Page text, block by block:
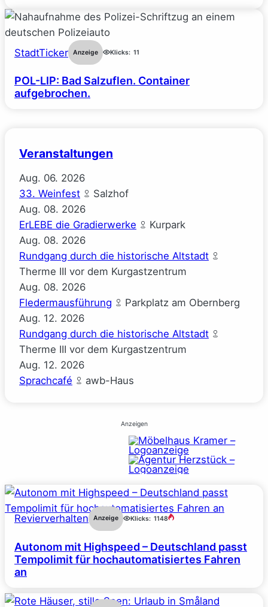
StadtTicker Anzeige Klicks: 11
POL-LIP: Bad Salzuflen. Container
aufgebrochen.
Veranstaltungen
Aug. 06. 2026
33. Weinfest
Salzhof
Aug. 08. 2026
ErLEBE die Gradierwerke
Kurpark
Aug. 08. 2026
Rundgang durch die historische Altstadt
Therme III vor dem Kurgastzentrum
Aug. 08. 2026
Fledermausführung
Parkplatz am Obernberg
Aug. 12. 2026
Rundgang durch die historische Altstadt
Therme III vor dem Kurgastzentrum
Aug. 12. 2026
Sprachcafé
awb-Haus
Anzeigen
Revierverhalten Anzeige Klicks: 1148
Autonom mit Highspeed – Deutschland passt
Tempolimit für hochautomatisiertes Fahren
an